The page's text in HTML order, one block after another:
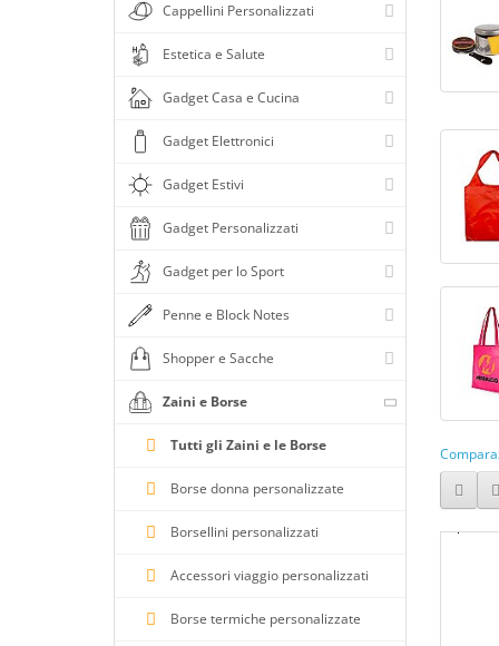
Colore dark navy
Colore fucsia
Colore giallo
Colore grigio chiaro
Colore grigio scuro
Colore grigio scuro/nero
Colore kaki
Colore legno
Colore lilla
Colore marrone
Colore nero/giallo
Colore neutro
Cappellini Personalizzati
Estetica e Salute
Gadget Casa e Cucina
Gadget Elettronici
Gadget Estivi
Gadget Personalizzati
Gadget per lo Sport
Penne e Block Notes
Shopper e Sacche
Zaini e Borse
Tutti gli Zaini e le Borse
Borse donna personalizzate
Borsellini personalizzati
Accessori viaggio personalizzati
Borse termiche personalizzate